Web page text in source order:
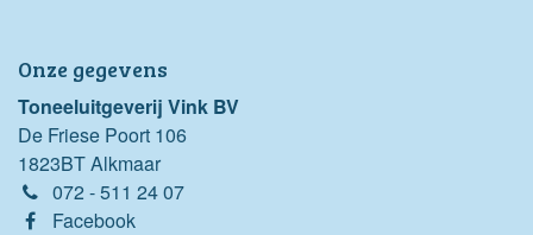
Onze gegevens
Toneeluitgeverij Vink BV
De Friese Poort 106
1823BT Alkmaar
072 - 511 24 07
Facebook